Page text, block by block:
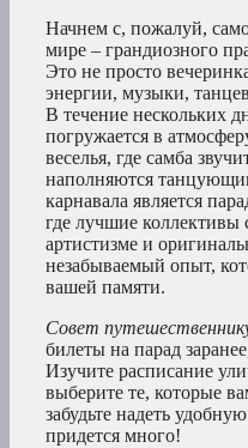
Начнем с, пожалуй,
мире – грандиозного
Это не просто
энергии, музыки,
В течение нескольких
погружается в
веселья, где самба
наполняются
карнавала является
где лучшие коллективы
артистизме и
незабываемый опыт,
вашей памяти.
Совет
билеты на парад
Изучите расписание
выберите те, которые
забудьте надеть
придется много!